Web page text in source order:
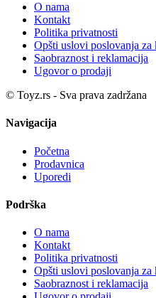
O nama
Kontakt
Politika privatnosti
Opšti uslovi poslovanja za
Saobraznost i reklamacija
Ugovor o prodaji
© Toyz.rs - Sva prava zadržana
Navigacija
Početna
Prodavnica
Uporedi
Podrška
O nama
Kontakt
Politika privatnosti
Opšti uslovi poslovanja za
Saobraznost i reklamacija